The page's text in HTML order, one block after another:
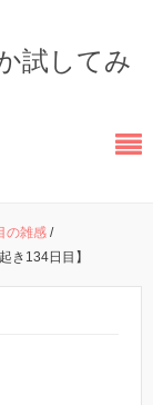
試してみ
の雑感 /
き134日目】